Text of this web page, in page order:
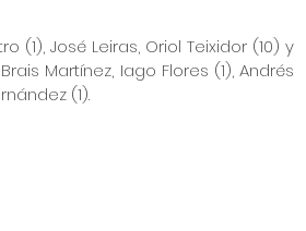
(1), José Leiras, Oriol Teixidor (10) y
Martínez, Iago Flores (1), Andrés
(1).